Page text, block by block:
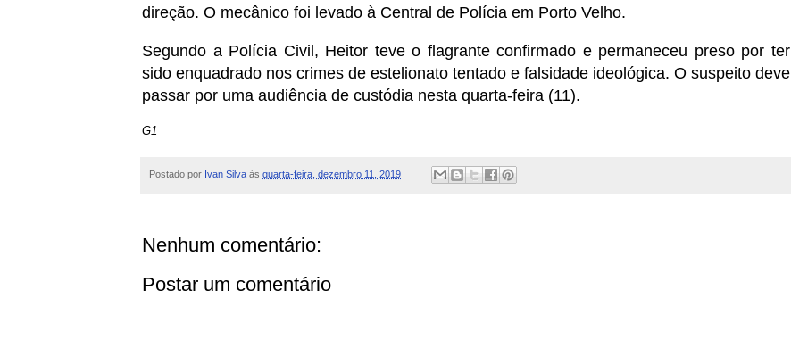
direção. O mecânico foi levado à Central de Polícia em Porto Velho.
Segundo a Polícia Civil, Heitor teve o flagrante confirmado e permaneceu preso por ter
sido enquadrado nos crimes de estelionato tentado e falsidade ideológica. O suspeito deve
passar por uma audiência de custódia nesta quarta-feira (11).
G1
Postado por Ivan Silva às quarta-feira, dezembro 11, 2019
Nenhum comentário:
Postar um comentário